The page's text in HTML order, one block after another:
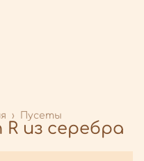
Пусеты
›
из серебра